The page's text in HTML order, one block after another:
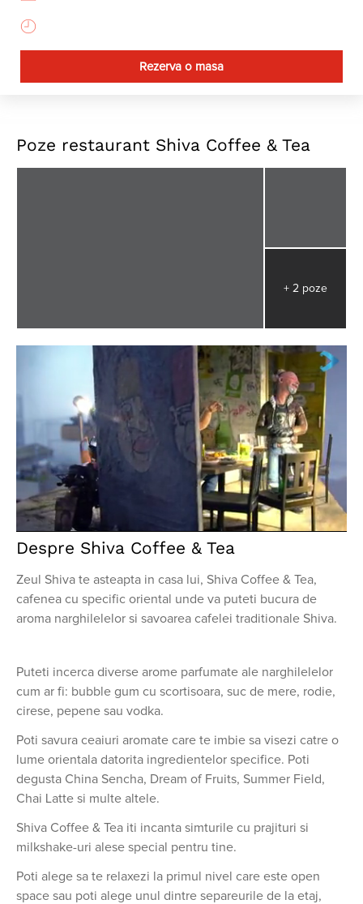
Rezerva o masa
Poze restaurant Shiva Coffee & Tea
+ 2 poze
Despre Shiva Coffee & Tea
Zeul Shiva te asteapta in casa lui, Shiva Coffee & Tea,
cafenea cu specific oriental unde va puteti bucura de
aroma narghilelelor si savoarea cafelei traditionale Shiva.
Puteti incerca diverse arome parfumate ale narghilelelor
cum ar fi: bubble gum cu scortisoara, suc de mere, rodie,
cirese, pepene sau vodka.
Poti savura ceaiuri aromate care te imbie sa visezi catre o
lume orientala datorita ingredientelor specifice. Poti
degusta China Sencha, Dream of Fruits, Summer Field,
Chai Latte si multe altele.
Shiva Coffee & Tea iti incanta simturile cu prajituri si
milkshake-uri alese special pentru tine.
Poti alege sa te relaxezi la primul nivel care este open
space sau poti alege unul dintre separeurile de la etaj,